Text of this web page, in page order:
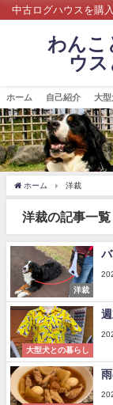
中古ログハウスを購
わんこ
ウ
ホーム 自己紹介 大型
ホーム 洋裁
洋裁の記事一覧
洋裁
大型犬との暮らし